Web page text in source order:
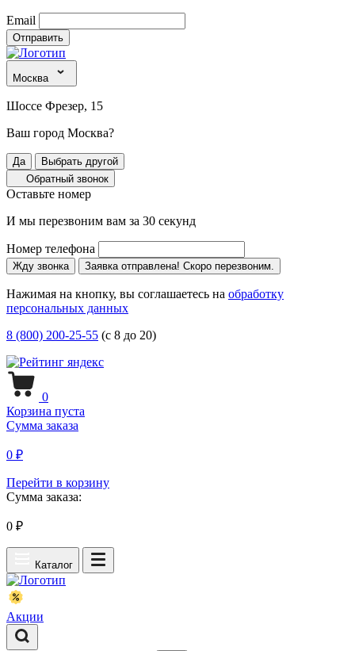
Email
Отправить
Москва
Шоссе Фрезер, 15
Ваш город Москва?
Да
Выбрать другой
Обратный звонок
Оставьте номер
И мы перезвоним вам за 30 секунд
Номер телефона
Жду звонка Заявка отправлена! Скоро перезвоним.
Нажимая на кнопку, вы соглашаетесь на обработку
персональных данных
8 (800) 200-25-55 (с 8 до 20)
0
Корзина пуста
Сумма заказа
0 ₽
Перейти в корзину
Сумма заказа:
0 ₽
Каталог
Акции